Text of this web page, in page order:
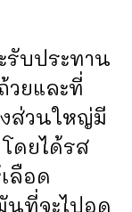
รับประทาน
วยและที่
ส่วนใหญ่มี
ดยได้รส
ลือด
นที่จะไปอุด